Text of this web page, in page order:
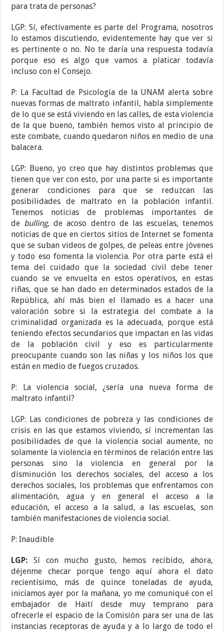
para trata de personas?
LGP: Sí, efectivamente es parte del Programa, nosotros
lo estamos discutiendo, evidentemente hay que ver si
es pertinente o no. No te daría una respuesta todavía
porque eso es algo que vamos a platicar todavía
incluso con el Consejo.
P: La Facultad de Psicología de la UNAM alerta sobre
nuevas formas de maltrato infantil, habla simplemente
de lo que se está viviendo en las calles, de esta violencia
de la que bueno, también hemos visto al principio de
este combate, cuando quedaron niños en medio de una
balacera.
LGP: Bueno, yo creo que hay distintos problemas que
tienen que ver con esto, por una parte si es importante
generar condiciones para que se reduzcan las
posibilidades de maltrato en la población infantil.
Tenemos noticias de problemas importantes de
de bulling, de acoso dentro de las escuelas, tenemos
noticias de que en ciertos sitios de Internet se fomenta
que se suban videos de golpes, de peleas entre jóvenes
y todo eso fomenta la violencia. Por otra parte está el
tema del cuidado que la sociedad civil debe tener
cuando se ve envuelta en estos operativos, en estas
riñas, que se han dado en determinados estados de la
República, ahí más bien el llamado es a hacer una
valoración sobre si la estrategia del combate a la
criminalidad organizada es la adecuada, porque está
teniendo efectos secundarios que impactan en las vidas
de la población civil y eso es particularmente
preocupante cuando son las niñas y los niños los que
están en medio de fuegos cruzados.
P: La violencia social, ¿sería una nueva forma de
maltrato infantil?
LGP: Las condiciones de pobreza y las condiciones de
crisis en las que estamos viviendo, sí incrementan las
posibilidades de que la violencia social aumente, no
solamente la violencia en términos de relación entre las
personas sino la violencia en general por la
disminución los derechos sociales, del acceso a los
derechos sociales, los problemas que enfrentamos con
alimentación, agua y en general el acceso a la
educación, el acceso a la salud, a las escuelas, son
también manifestaciones de violencia social.
P: Inaudible
LGP: Sí con mucho gusto, hemos recibido, ahora,
déjenme checar porque tengo aquí ahora el dato
recientísimo, más de quince toneladas de ayuda,
iniciamos ayer por la mañana, yo me comuniqué con el
embajador de Haití desde muy temprano para
ofrecerle el espacio de la Comisión para ser una de las
instancias receptoras de ayuda y a lo largo de todo el